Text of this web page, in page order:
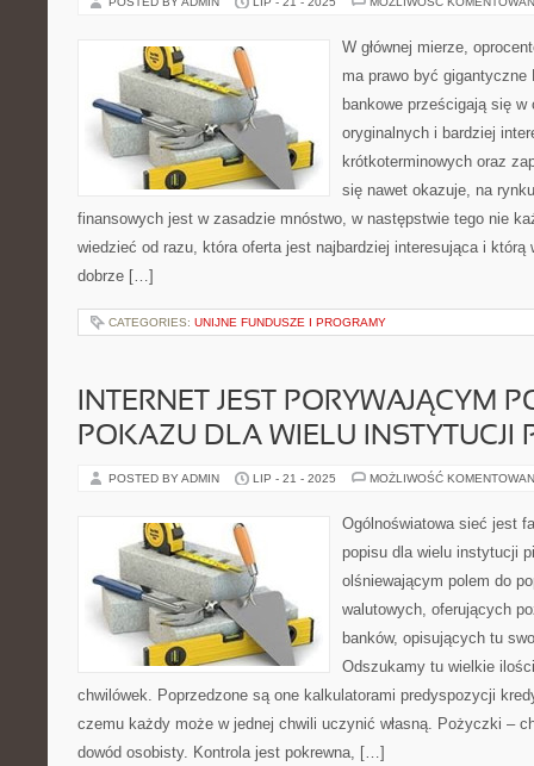
W głównej mierze,
ma prawo być
bankowe prześcigają się
oryginalnych i bardziej
krótkoterminowych oraz
się nawet okazuje, na
finansowych jest w zasadzie mnóstwo, w następstwie tego nie
wiedzieć od razu, która oferta jest najbardziej interesująca i którą
dobrze […]
CATEGORIES: UNIJNE FUNDUSZE I PROGRAMY
INTERNET JEST PORYWAJĄCYM
POKAZU DLA WIELU INSTYTUCJI
POSTED BY ADMIN LIP - 21 - 2025 MOŻLIWOŚĆ
Ogólnoświatowa sieć jest
popisu dla wielu instytucji
olśniewającym polem do
walutowych, oferujących
banków, opisujących tu
Odszukamy tu wielkie
chwilówek. Poprzedzone są one kalkulatorami predyspozycji
czemu każdy może w jednej chwili uczynić własną. Pożyczki –
dowód osobisty. Kontrola jest pokrewna, […]